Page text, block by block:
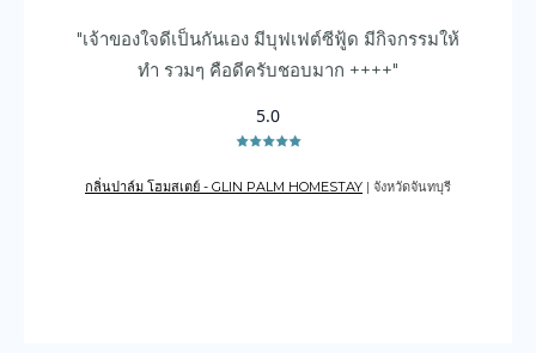
"เจ้าของใจดีเป็นกันเอง มีบุฟเฟต์ซีฟู้ด มีกิจกรรมให้
ทำ รวมๆ คือดีครับชอบมาก ++++"
5.0
กลิ่นปาล์ม โฮมสเตย์ - GLIN PALM HOMESTAY | จังหวัดจันทบุรี